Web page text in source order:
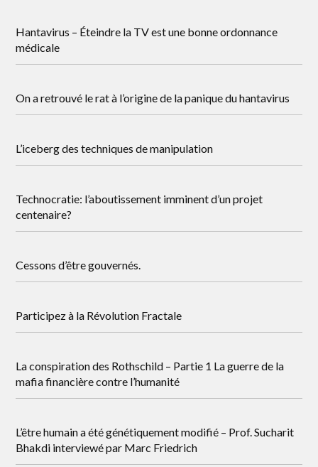
Hantavirus – Éteindre la TV est une bonne ordonnance
médicale
On a retrouvé le rat à l’origine de la panique du hantavirus
L’iceberg des techniques de manipulation
Technocratie: l’aboutissement imminent d’un projet
centenaire?
Cessons d’être gouvernés.
Participez à la Révolution Fractale
La conspiration des Rothschild – Partie 1 La guerre de la
mafia financière contre l’humanité
L’être humain a été génétiquement modifié – Prof. Sucharit
Bhakdi interviewé par Marc Friedrich